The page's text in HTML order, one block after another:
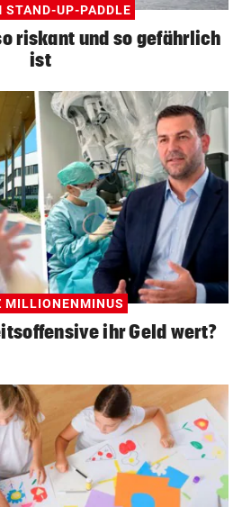
STAND-UP-PADDLE
riskant und so gefährlich
ist
MILLIONENMINUS
ihr Geld wert?